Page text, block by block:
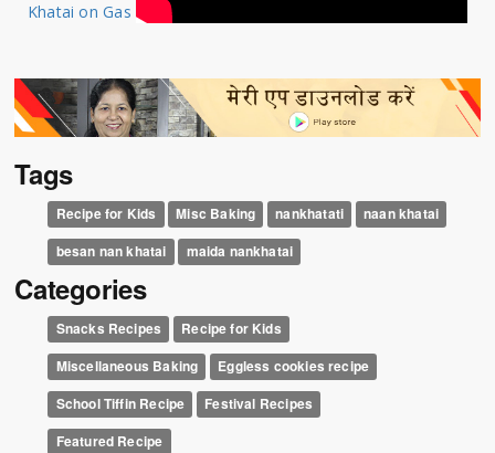
Khatai on Gas
Tags
Recipe for Kids Misc Baking nankhatati
naan khatai
besan nan khatai
maida nankhatai
Categories
Snacks Recipes
Recipe for Kids
Miscellaneous Baking
Eggless cookies recipe
School Tiffin Recipe
Festival Recipes
Featured Recipe